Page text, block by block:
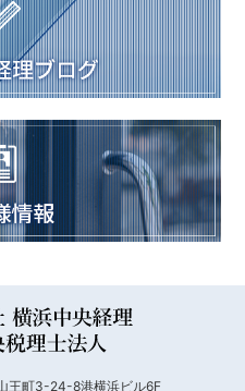
町3-24-8港横浜ビル6F